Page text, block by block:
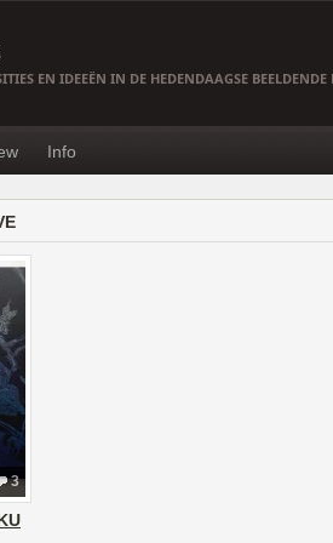
EN IDEEËN IN DE HEDENDAAGSE BEELDENDE
Info
3